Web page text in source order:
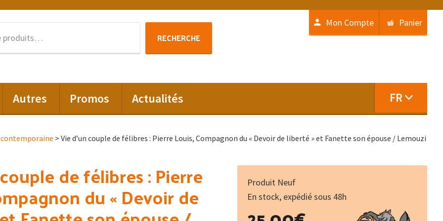
RECHERCHE
Mon Compte Panier
Autres Promos Actualités FR
> Vie d’un couple de félibres : Pierre Louis, Compagnon du « Devoir de liberté » et Fanette son épouse / Lemouzi
de félibres : Pierre
du « Devoir de
Produit Neuf
En stock, expédié sous 48h
de